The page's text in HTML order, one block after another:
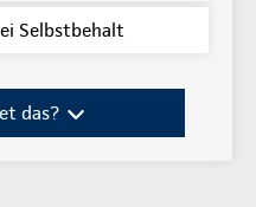
Selbstbehalt
das?